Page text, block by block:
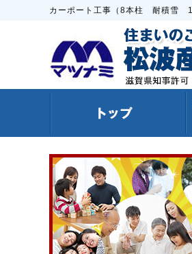
カーポート工事（8本柱 耐積雪